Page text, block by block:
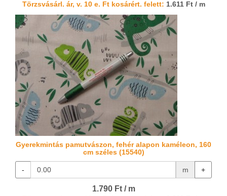
Törzsvásárl. ár, v. 10 e. Ft kosárért. felett: 1.611 Ft / m
Gyerekmintás pamutvászon, fehér alapon kaméleon, 160
cm széles (15540)
- m +
1.790 Ft / m